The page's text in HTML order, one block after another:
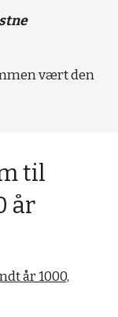
vært den
til
år
år 1000,